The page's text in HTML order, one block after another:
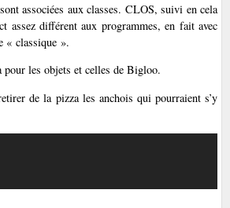
associées aux classes. CLOS, suivi en cela
assez différent aux programmes, en fait avec
« classique ».
pour les objets et celles de Bigloo.
de la pizza les anchois qui pourraient s’y